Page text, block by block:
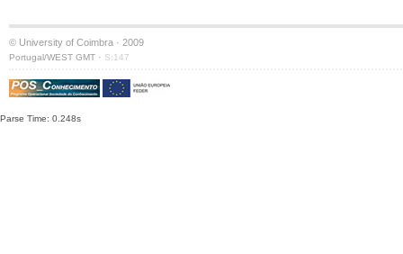
© University of Coimbra · 2009
Portugal/WEST GMT · S:147
Parse Time: 0.248s